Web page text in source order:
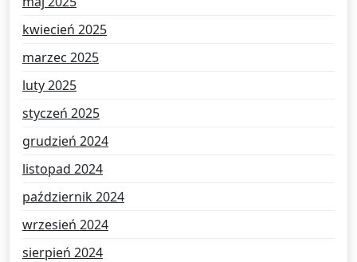
kwiecień 2025
marzec 2025
luty 2025
styczeń 2025
grudzień 2024
listopad 2024
październik 2024
wrzesień 2024
sierpień 2024